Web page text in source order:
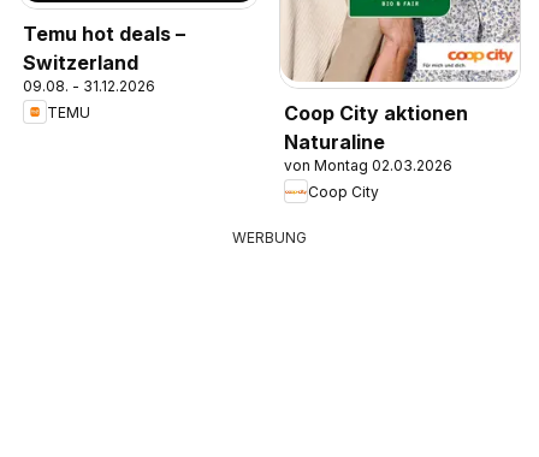
Temu hot deals –
Switzerland
09.08. - 31.12.2026
TEMU
Coop City aktionen
Naturaline
von Montag 02.03.2026
Coop City
WERBUNG